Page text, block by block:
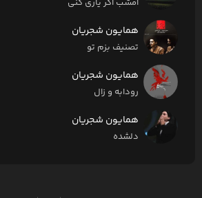
امشب اگر یاری کنی
همایون شجریان
تصنیف بزم تو
همایون شجریان
رودابه و زال
همایون شجریان
دلشده